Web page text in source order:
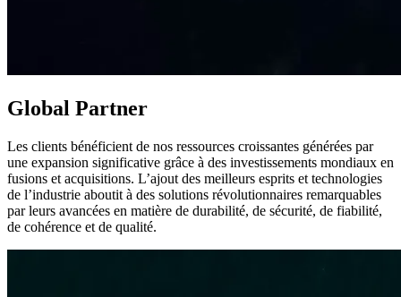
Global Partner
Les clients bénéficient de nos ressources croissantes générées par
une expansion significative grâce à des investissements mondiaux en
fusions et acquisitions. L’ajout des meilleurs esprits et technologies
de l’industrie aboutit à des solutions révolutionnaires remarquables
par leurs avancées en matière de durabilité, de sécurité, de fiabilité,
de cohérence et de qualité.